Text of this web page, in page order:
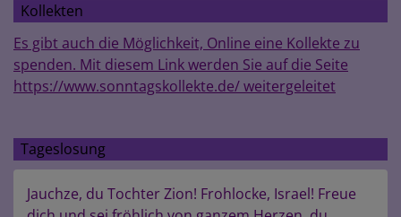
Kollekten
Es gibt auch die Möglichkeit, Online eine Kollekte zu
spenden. Mit diesem Link werden Sie auf die Seite
https://www.sonntagskollekte.de/ weitergeleitet
Tageslosung
Jauchze, du Tochter Zion! Frohlocke, Israel! Freue